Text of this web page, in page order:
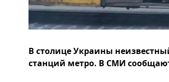
В столице Украины
станций метро. В СМИ